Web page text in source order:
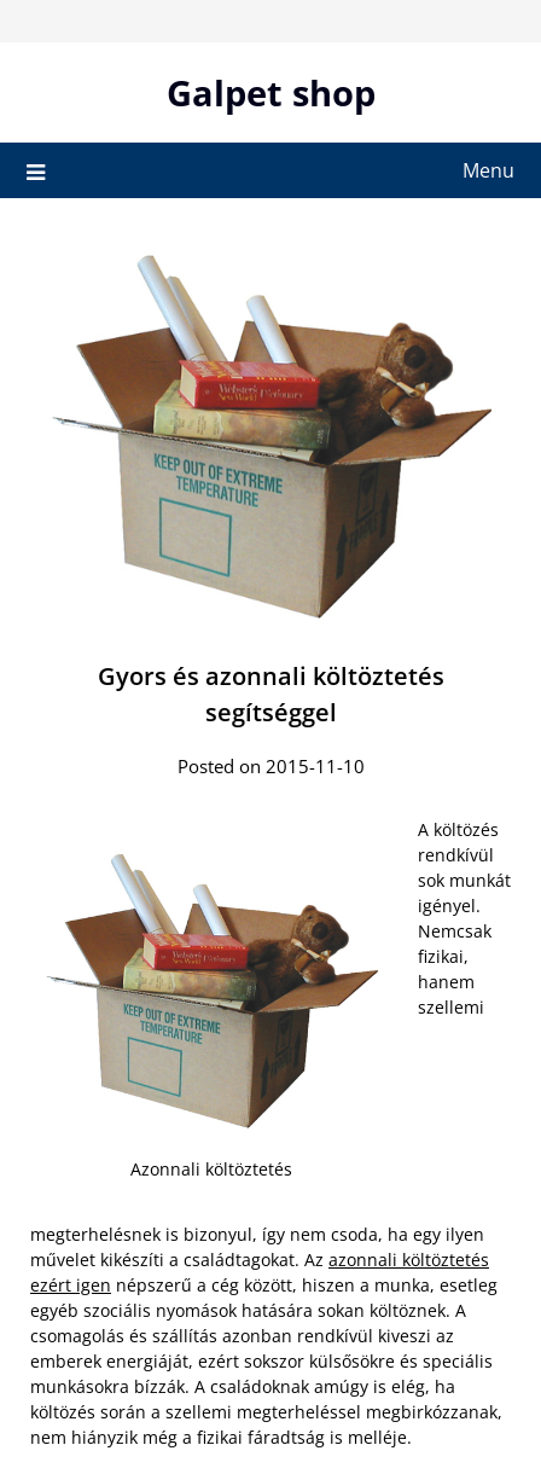
Galpet shop
Menu
Gyors és azonnali költöztetés
segítséggel
Posted on 2015-11-10
Azonnali költöztetés
A költözés
rendkívül
sok munkát
igényel.
Nemcsak
fizikai,
hanem
szellemi
megterhelésnek is bizonyul, így nem csoda, ha egy ilyen
művelet kikészíti a családtagokat. Az azonnali költöztetés
ezért igen népszerű a cég között, hiszen a munka, esetleg
egyéb szociális nyomások hatására sokan költöznek. A
csomagolás és szállítás azonban rendkívül kiveszi az
emberek energiáját, ezért sokszor külsősökre és speciális
munkásokra bízzák. A családoknak amúgy is elég, ha
költözés során a szellemi megterheléssel megbirkózzanak,
nem hiányzik még a fizikai fáradtság is melléje.